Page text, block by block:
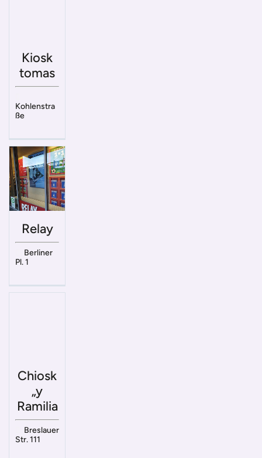
Kiosk
tomas
Kohlenstra
ße
Relay
Berliner
Pl. 1
Chiosk
„y
Ramilia
Breslauer
Str. 111